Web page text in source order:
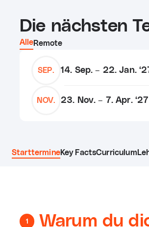
Die nächsten
AlleRemote
SEP. 14. Sep. – 22. Jan.
NOV. 23. Nov. – 7. Apr. ‘27
StarttermineKey FactsCurriculum
1 Warum du